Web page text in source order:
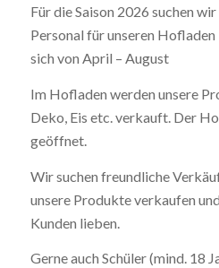
Für die Saison 2026 suchen
Personal für unseren
sich von April – August
Im Hofladen werden unsere
Deko, Eis etc. verkauft. Der
geöffnet.
Wir suchen freundliche
unsere Produkte verkaufen
Kunden lieben.
Gerne auch Schüler (mind. 18